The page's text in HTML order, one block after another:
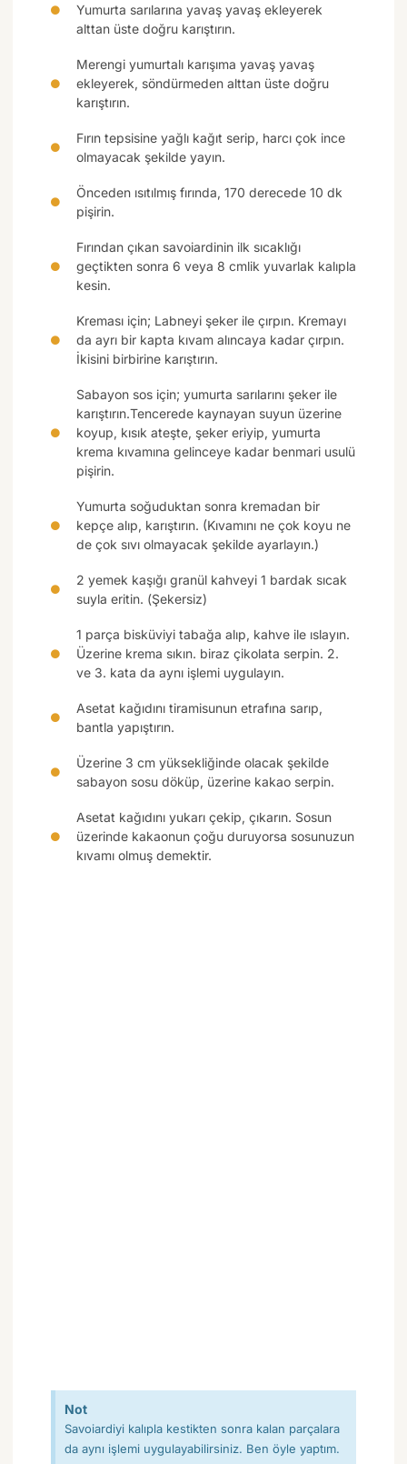
Yumurta sarılarına yavaş yavaş ekleyerek
alttan üste doğru karıştırın.
Merengi yumurtalı karışıma yavaş yavaş
ekleyerek, söndürmeden alttan üste doğru
karıştırın.
Fırın tepsisine yağlı kağıt serip, harcı çok ince
olmayacak şekilde yayın.
Önceden ısıtılmış fırında, 170 derecede 10 dk
pişirin.
Fırından çıkan savoiardinin ilk sıcaklığı
geçtikten sonra 6 veya 8 cmlik yuvarlak kalıpla
kesin.
Kreması için; Labneyi şeker ile çırpın. Kremayı
da ayrı bir kapta kıvam alıncaya kadar çırpın.
İkisini birbirine karıştırın.
Sabayon sos için; yumurta sarılarını şeker ile
karıştırın.Tencerede kaynayan suyun üzerine
koyup, kısık ateşte, şeker eriyip, yumurta
krema kıvamına gelinceye kadar benmari usulü
pişirin.
Yumurta soğuduktan sonra kremadan bir
kepçe alıp, karıştırın. (Kıvamını ne çok koyu ne
de çok sıvı olmayacak şekilde ayarlayın.)
2 yemek kaşığı granül kahveyi 1 bardak sıcak
suyla eritin. (Şekersiz)
1 parça bisküviyi tabağa alıp, kahve ile ıslayın.
Üzerine krema sıkın. biraz çikolata serpin. 2.
ve 3. kata da aynı işlemi uygulayın.
Asetat kağıdını tiramisunun etrafına sarıp,
bantla yapıştırın.
Üzerine 3 cm yüksekliğinde olacak şekilde
sabayon sosu döküp, üzerine kakao serpin.
Asetat kağıdını yukarı çekip, çıkarın. Sosun
üzerinde kakaonun çoğu duruyorsa sosunuzun
kıvamı olmuş demektir.
Not
Savoiardiyi kalıpla kestikten sonra kalan parçalara
da aynı işlemi uygulayabilirsiniz. Ben öyle yaptım.